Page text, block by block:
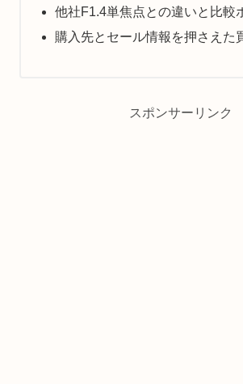
他社F1.4単焦点との違いと比較
購入先とセール情報を押さえた
スポンサーリンク